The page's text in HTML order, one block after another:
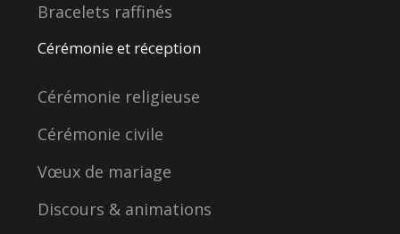
Bracelets raffinés
Cérémonie et réception
Cérémonie religieuse
Cérémonie civile
Vœux de mariage
Discours & animations